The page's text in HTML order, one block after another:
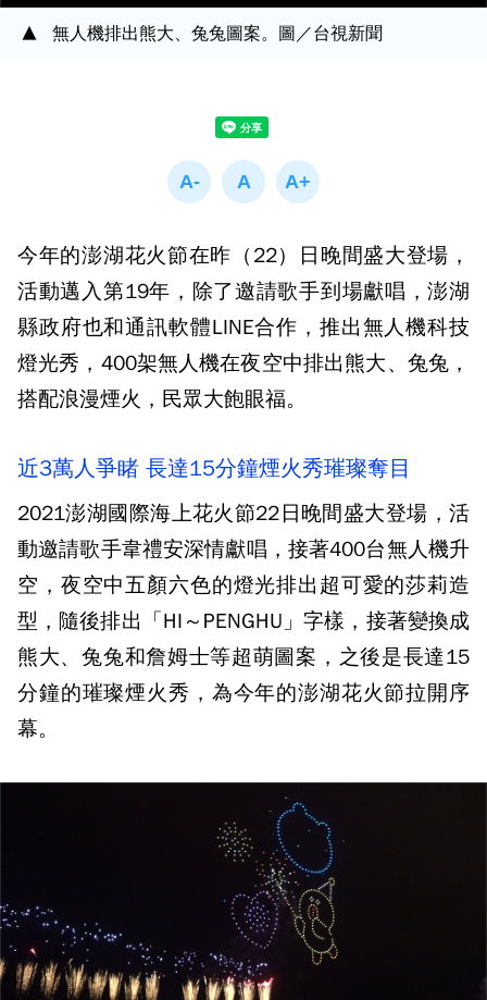
無人機排出熊大、兔兔圖案。圖／台視新聞
今年的澎湖花火節在昨（22）日晚間盛大登場，
活動邁入第19年，除了邀請歌手到場獻唱，澎湖
縣政府也和通訊軟體LINE合作，推出無人機科技
燈光秀，400架無人機在夜空中排出熊大、兔兔，
搭配浪漫煙火，民眾大飽眼福。
近3萬人爭睹 長達15分鐘煙火秀璀璨奪目
2021澎湖國際海上花火節22日晚間盛大登場，活
動邀請歌手韋禮安深情獻唱，接著400台無人機升
空，夜空中五顏六色的燈光排出超可愛的莎莉造
型，隨後排出「HI～PENGHU」字樣，接著變換成
熊大、兔兔和詹姆士等超萌圖案，之後是長達15
分鐘的璀璨煙火秀，為今年的澎湖花火節拉開序
幕。